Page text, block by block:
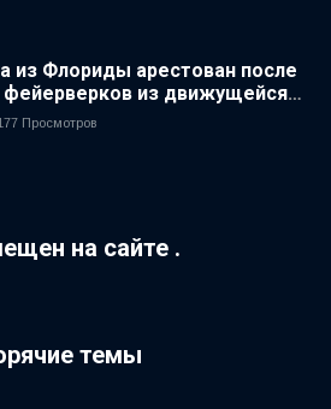
из Флориды арестован после
фейерверков из движущейся
Просмотров
на сайте .
темы